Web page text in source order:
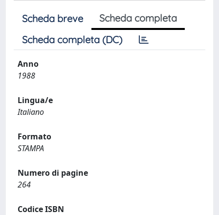
Scheda breve
Scheda completa
Scheda completa (DC)
Anno
1988
Lingua/e
Italiano
Formato
STAMPA
Numero di pagine
264
Codice ISBN